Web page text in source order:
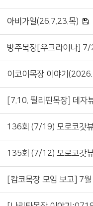
아비가일(26.7.23.목)
방주목장[우크라이나]
이코이목장 이야기
[7.10. 필리핀목장] 데자
136회 (7/19) 모로코갓뷰
135회 (7/12) 모로코갓뷰
[캄코목장 모임 보고] 7